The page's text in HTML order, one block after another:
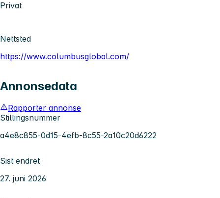
Privat
Nettsted
https://www.columbusglobal.com/
Annonsedata
Rapporter annonse
Stillingsnummer
a4e8c855-0d15-4efb-8c55-2a10c20d6222
Sist endret
27. juni 2026